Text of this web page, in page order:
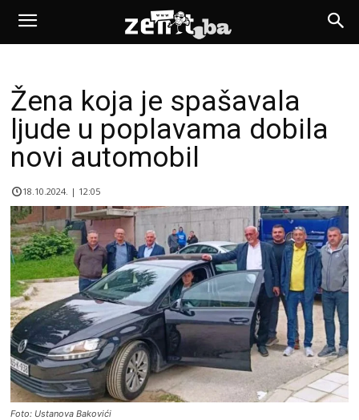
Žena koja je spašavala
ljude u poplavama dobila
novi automobil
18.10.2024. | 12:05
Foto: Ustanova Bakovići